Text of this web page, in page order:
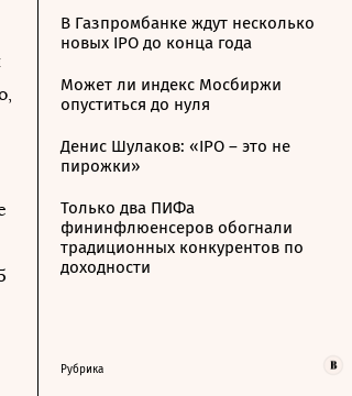
В Газпромбанке ждут несколько
новых IPO до конца года
Может ли индекс Мосбиржи
опуститься до нуля
Денис Шулаков: «IPO – это не
пирожки»
Только два ПИФа
фининфлюенсеров обогнали
традиционных конкурентов по
доходности
Рубрика